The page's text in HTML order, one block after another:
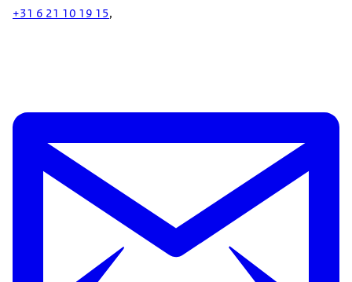
+31 6 21 10 19 15,